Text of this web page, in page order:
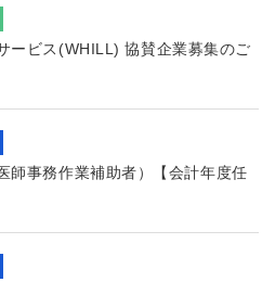
ービス(WHILL) 協賛企業募集のご
師事務作業補助者）【会計年度任